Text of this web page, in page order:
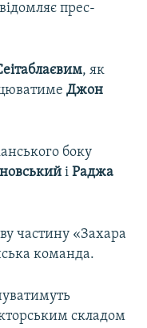
прес-
, як
Джон
боку
і Раджа
частину «Захара
команда.
складом